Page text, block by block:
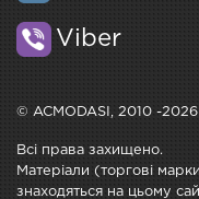
Viber
© ACMODASI, 2010 -2026
Всі права захищено.
Матеріали (торгові
знаходяться на цьому